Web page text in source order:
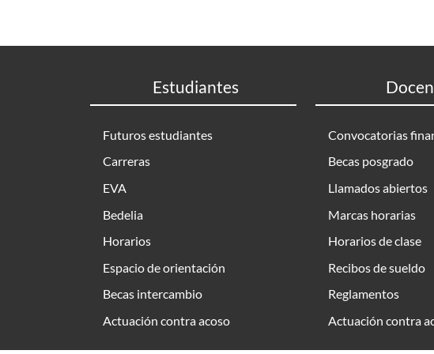
Estudiantes
Futuros estudiantes
Carreras
EVA
Bedelia
Horarios
Espacio de orientación
Becas intercambio
Actuación contra acoso
Convocatorias
Becas posgrado
Llamados abiertos
Marcas horarias
Horarios de clase
Recibos de sueldo
Reglamentos
Actuación contra